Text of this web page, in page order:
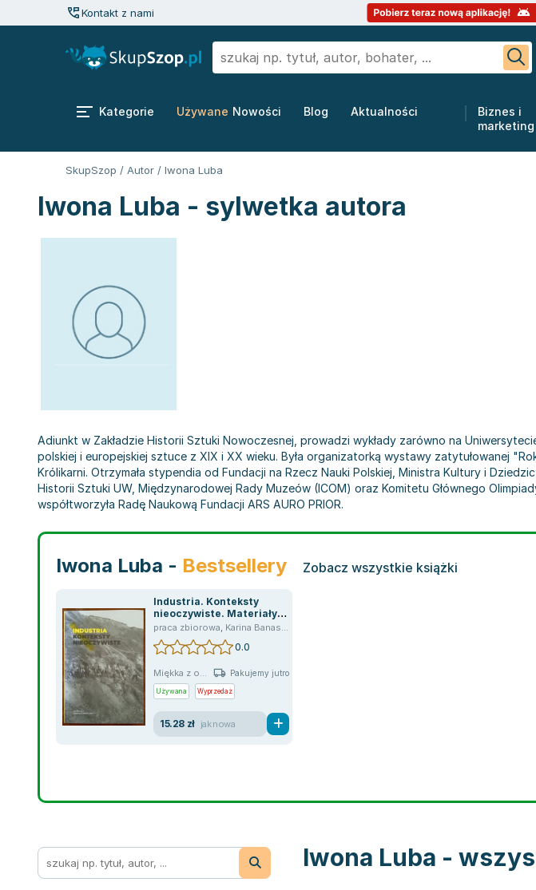
Kontakt z nami
Kategorie Używane Nowości Blog Aktualności
Biznes i
marketing
SkupSzop / Autor / Iwona Luba
Iwona Luba - sylwetka autora
Adiunkt w Zakładzie Historii Sztuki Nowoczesnej, prowadzi wykłady zarówno na
polskiej i europejskiej sztuce z XIX i XX wieku. Była organizatorką wystawy zatytułowanej
Królikarni. Otrzymała stypendia od Fundacji na Rzecz Nauki Polskiej, Ministra Kultury i
Historii Sztuki UW, Międzynarodowej Rady Muzeów (ICOM) oraz Komitetu Głównego
współtworzyła Radę Naukową Fundacji ARS AURO PRIOR.
Iwona Luba - Bestsellery Zobacz wszystkie książki
Industria. Konteksty
nieoczywiste. Materiały
pokonferencyjne
praca zbiorowa, Karina Banaszkiewicz
0.0
Miękka z o... Pakujemy jutro
Używana Wyprzedaż
15.28 zł jak nowa
Iwona Luba -